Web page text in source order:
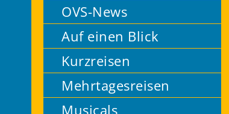
OVS-News
Auf einen Blick
Kurzreisen
Mehrtagesreisen
Musicals